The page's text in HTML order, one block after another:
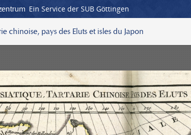
Ein Service der SUB Göttingen
chinoise, pays des Eluts et isles du Japon